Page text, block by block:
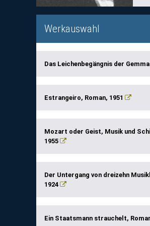
Werkauswahl
Das Leichenbegängnis der
Estrangeiro, Roman, 1951
Mozart oder Geist, Musik und
1955
Der Untergang von dreizehn
1924
Ein Staatsmann strauchelt,